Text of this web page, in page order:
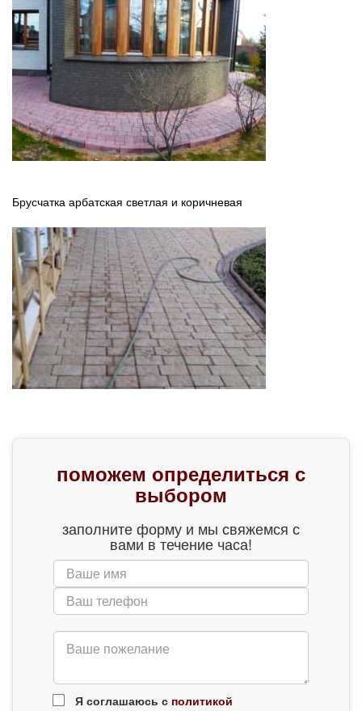
Брусчатка арбатская светлая и коричневая
поможем определиться с
выбором
заполните форму и мы свяжемся с
вами в течение часа!
Я соглашаюсь с политикой